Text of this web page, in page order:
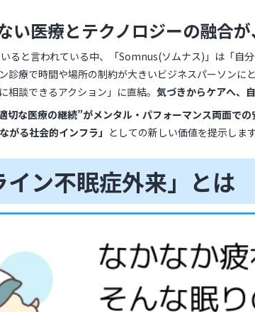
――医療とテクノロジーの融合
ると言われている中、「Somnus(ソムナス)」は「自
療で時間や場所の制約が大きいビジネスパーソンに
談できるアクション」に直結。 気づきからケアへ、
切な医療の継続”がメンタル・パフォーマンス両面で
がる社会的インフラ」 としての新しい価値を提示します
ン不眠症外来」とは